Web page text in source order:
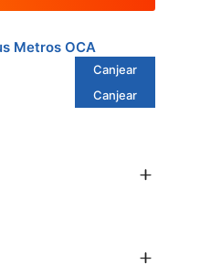
Metros OCA
Canjear
Canjear